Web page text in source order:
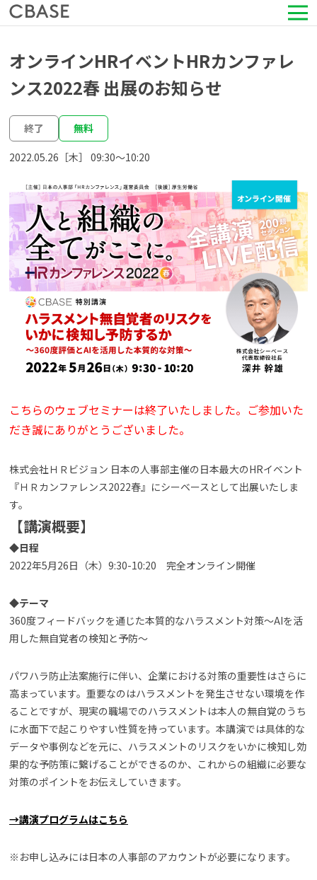
活用シーン
導入事例
HRコラム
お知らせ
会社情報
よくある質問
オンラインHRイベントHRカンファレ
ンス2022春 出展のお知らせ
終了 無料
2022.05.26［木］ 09:30〜10:20
こちらのウェブセミナーは終了いたしました。ご参加いた
だき誠にありがとうございました。
株式会社ＨＲビジョン 日本の人事部主催の日本最大のHRイベント
『ＨＲカンファレンス2022春』にシーベースとして出展いたしま
す。
【講演概要】
◆日程
2022年5月26日（木）9:30-10:20 完全オンライン開催
◆テーマ
360度フィードバックを通じた本質的なハラスメント対策〜AIを活
用した無自覚者の検知と予防〜
パワハラ防止法案施行に伴い、企業における対策の重要性はさらに
高まっています。重要なのはハラスメントを発生させない環境を作
ることですが、現実の職場でのハラスメントは本人の無自覚のうち
に水面下で起こりやすい性質を持っています。本講演では具体的な
データや事例などを元に、ハラスメントのリスクをいかに検知し効
果的な予防策に繋げることができるのか、これからの組織に必要な
対策のポイントをお伝えしていきます。
→講演プログラムはこちら
※お申し込みには日本の人事部のアカウントが必要になります。